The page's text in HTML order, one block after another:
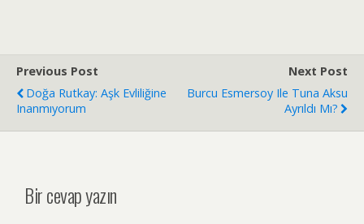
Previous Post
Doğa Rutkay: Aşk Evliliğine
Inanmıyorum
Next Post
Burcu Esmersoy Ile Tuna Aksu
Ayrıldı Mı?
Bir cevap yazın